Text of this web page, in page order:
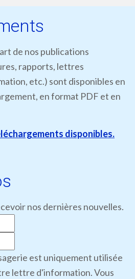
de nos publications
rapports, lettres
etc.) sont disponibles en
en format PDF et en
disponibles.
nos dernières nouvelles.
est uniquement utilisée
lettre d'information. Vous